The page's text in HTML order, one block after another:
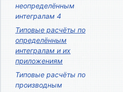
неопределённым
интегралам 4
Типовые расчёты по
определённым
интегралам и их
приложениям
Типовые расчёты по
производным